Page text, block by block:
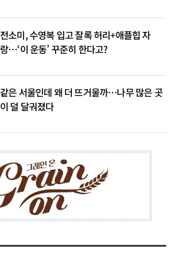
전소미, 수영복 입고 잘록 허리+애플힙 자
랑…‘이 운동’ 꾸준히 한다고?
같은 서울인데 왜 더 뜨거울까…나무 많은 곳
이 덜 달궈졌다